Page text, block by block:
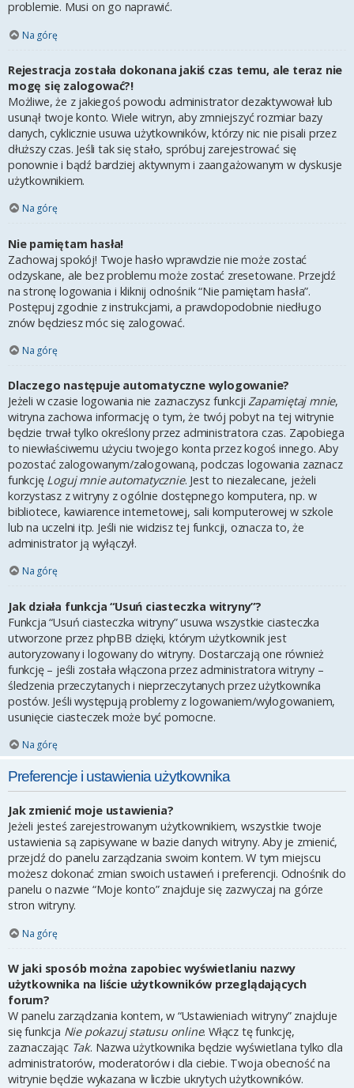
problemie. Musi on go naprawić.
Na górę
Rejestracja została dokonana jakiś czas temu, ale teraz nie
mogę się zalogować?!
Możliwe, że z jakiegoś powodu administrator dezaktywował lub
usunął twoje konto. Wiele witryn, aby zmniejszyć rozmiar bazy
danych, cyklicznie usuwa użytkowników, którzy nic nie pisali przez
dłuższy czas. Jeśli tak się stało, spróbuj zarejestrować się
ponownie i bądź bardziej aktywnym i zaangażowanym w dyskusje
użytkownikiem.
Na górę
Nie pamiętam hasła!
Zachowaj spokój! Twoje hasło wprawdzie nie może zostać
odzyskane, ale bez problemu może zostać zresetowane. Przejdź
na stronę logowania i kliknij odnośnik “Nie pamiętam hasła”.
Postępuj zgodnie z instrukcjami, a prawdopodobnie niedługo
znów będziesz móc się zalogować.
Na górę
Dlaczego następuje automatyczne wylogowanie?
Jeżeli w czasie logowania nie zaznaczysz funkcjiZapamiętaj mnie,
witryna zachowa informację o tym, że twój pobyt na tej witrynie
będzie trwał tylko określony przez administratora czas. Zapobiega
to niewłaściwemu użyciu twojego konta przez kogoś innego. Aby
pozostać zalogowanym/zalogowaną, podczas logowania zaznacz
funkcję Loguj mnie automatycznie. Jest to niezalecane, jeżeli
korzystasz z witryny z ogólnie dostępnego komputera, np. w
bibliotece, kawiarence internetowej, sali komputerowej w szkole
lub na uczelni itp. Jeśli nie widzisz tej funkcji, oznacza to, że
administrator ją wyłączył.
Na górę
Jak działa funkcja “Usuń ciasteczka witryny”?
Funkcja “Usuń ciasteczka witryny” usuwa wszystkie ciasteczka
utworzone przez phpBB dzięki, którym użytkownik jest
autoryzowany i logowany do witryny. Dostarczają one również
funkcję – jeśli została włączona przez administratora witryny –
śledzenia przeczytanych i nieprzeczytanych przez użytkownika
postów. Jeśli występują problemy z logowaniem/wylogowaniem,
usunięcie ciasteczek może być pomocne.
Na górę
Preferencje i ustawienia użytkownika
Jak zmienić moje ustawienia?
Jeżeli jesteś zarejestrowanym użytkownikiem, wszystkie twoje
ustawienia są zapisywane w bazie danych witryny. Aby je zmienić,
przejdź do panelu zarządzania swoim kontem. W tym miejscu
możesz dokonać zmian swoich ustawień i preferencji. Odnośnik do
panelu o nazwie “Moje konto” znajduje się zazwyczaj na górze
stron witryny.
Na górę
W jaki sposób można zapobiec wyświetlaniu nazwy
użytkownika na liście użytkowników przeglądających
forum?
W panelu zarządzania kontem, w “Ustawieniach witryny” znajduje
się funkcja Nie pokazuj statusu online. Włącz tę funkcję,
zaznaczając Tak. Nazwa użytkownika będzie wyświetlana tylko dla
administratorów, moderatorów i dla ciebie. Twoja obecność na
witrynie będzie wykazana w liczbie ukrytych użytkowników.